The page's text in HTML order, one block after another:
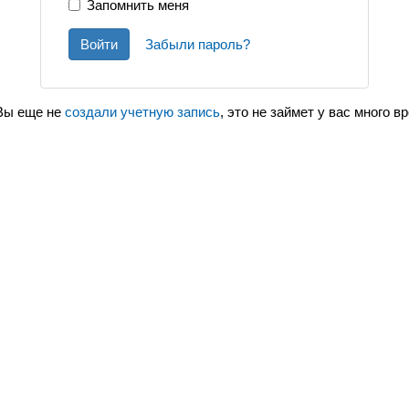
Запомнить меня
Войти Забыли пароль?
еще не создали учетную запись, это не займет у вас много